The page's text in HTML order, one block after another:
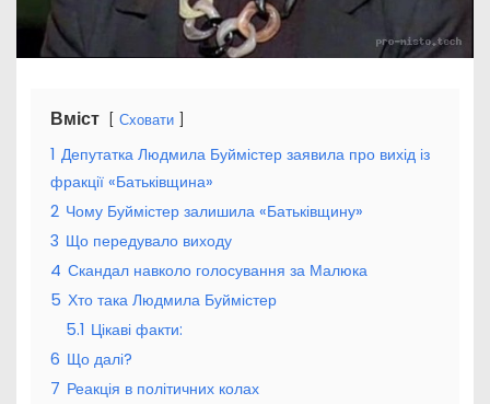
Вміст Сховати
1 Депутатка Людмила Буймістер заявила про вихід із
фракції «Батьківщина»
2 Чому Буймістер залишила «Батьківщину»
3 Що передувало виходу
4 Скандал навколо голосування за Малюка
5 Хто така Людмила Буймістер
5.1 Цікаві факти:
6 Що далі?
7 Реакція в політичних колах